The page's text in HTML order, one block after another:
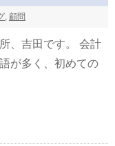
, 顧問
、吉田です。 会計
が多く、初めての